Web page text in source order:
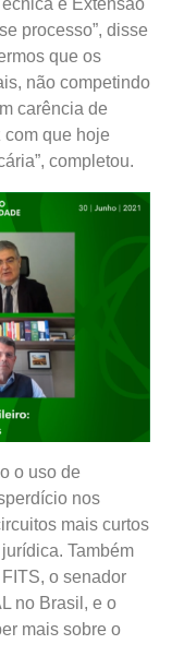
e Extensão
processo”, disse
que os
não competindo
carência de
que hoje
completou.
o uso de
nos
mais curtos
Também
o senador
no Brasil, e o
mais sobre o